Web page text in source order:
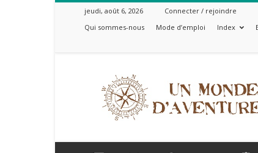
jeudi, août 6, 2026
Connecter / rejoindre
Qui sommes-nous
Mode d’emploi Index
Monde
d'Aventures